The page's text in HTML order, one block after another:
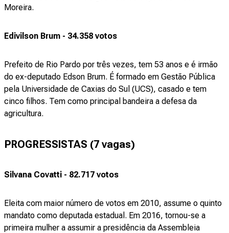
Moreira.
Edivilson Brum - 34.358 votos
Prefeito de Rio Pardo por três vezes, tem 53 anos e é irmão
do ex-deputado Edson Brum. É formado em Gestão Pública
pela Universidade de Caxias do Sul (UCS), casado e tem
cinco filhos. Tem como principal bandeira a defesa da
agricultura.
PROGRESSISTAS (7 vagas)
Silvana Covatti - 82.717 votos
Eleita com maior número de votos em 2010, assume o quinto
mandato como deputada estadual. Em 2016, tornou-se a
primeira mulher a assumir a presidência da Assembleia